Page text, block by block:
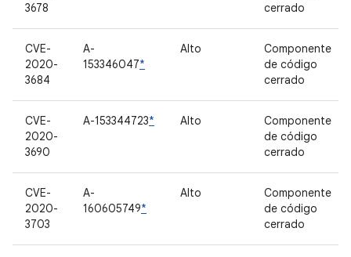
3678
cerrado
CVE-
2020-
3684
A-
153346047*
Alto
Componente
de código
cerrado
CVE-
2020-
3690
A-153344723* Alto
Componente
de código
cerrado
CVE-
2020-
3703
A-
160605749*
Alto
Componente
de código
cerrado